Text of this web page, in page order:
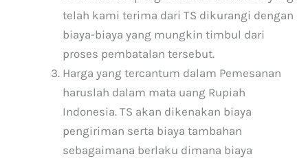
telah kami terima dari TS dikurangi dengan
biaya-biaya yang mungkin timbul dari
proses pembatalan tersebut.
Harga yang tercantum dalam Pemesanan
haruslah dalam mata uang Rupiah
Indonesia. TS akan dikenakan biaya
pengiriman serta biaya tambahan
sebagaimana berlaku dimana biaya